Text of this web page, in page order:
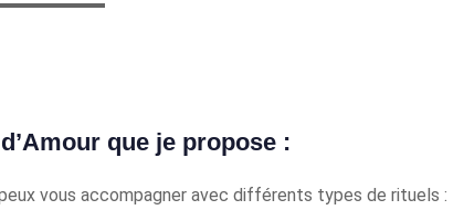
que je propose :
vous accompagner avec différents types de rituels :